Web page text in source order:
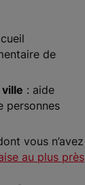
de
: aide
personnes
vous n’avez
au plus près